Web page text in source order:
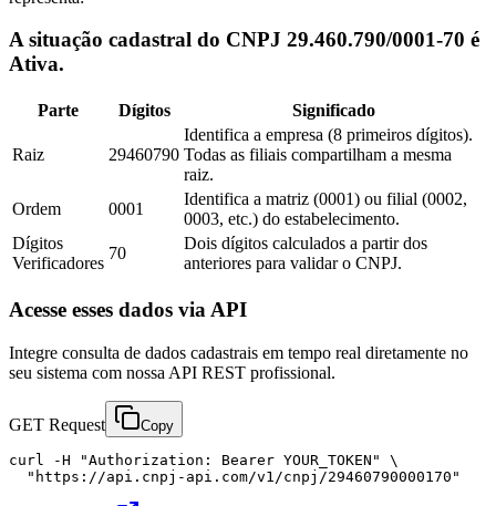
A situação cadastral do CNPJ 29.460.790/0001-70 é
Ativa.
Parte Dígitos Significado
Raiz 29460790
Identifica a empresa (8 primeiros dígitos).
Todas as filiais compartilham a mesma
raiz.
Ordem
0001
Identifica a matriz (0001) ou filial (0002,
0003, etc.) do estabelecimento.
Dígitos
Verificadores
70
Dois dígitos calculados a partir dos
anteriores para validar o CNPJ.
Acesse esses dados via API
Integre consulta de dados cadastrais em tempo real diretamente no
seu sistema com nossa API REST profissional.
GET Request Copy
curl -H "Authorization: Bearer YOUR_TOKEN" \
  "https://api.cnpj-api.com/v1/cnpj/29460790000170"